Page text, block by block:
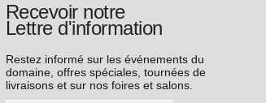
Recevoir notre
Lettre d'information
Restez informé sur les événements du
domaine, offres spéciales, tournées de
livraisons et sur nos foires et salons.